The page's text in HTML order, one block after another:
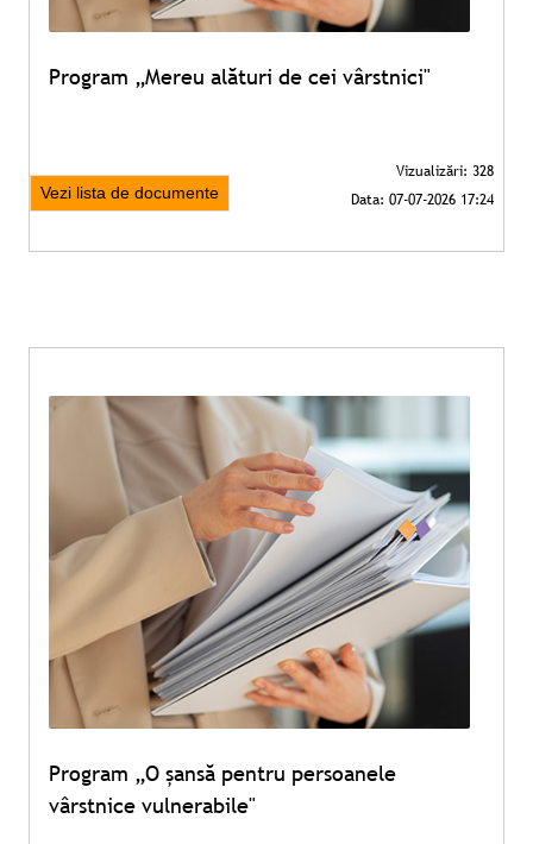
Program „Mereu alături de cei vârstnici"
Vezi lista de documente
Program „O șansă pentru persoanele
vârstnice vulnerabile"